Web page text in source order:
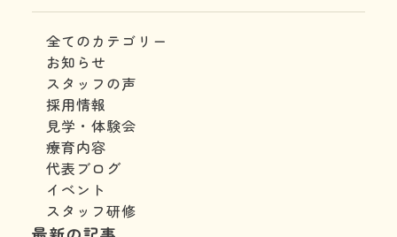
全てのカテゴリー
お知らせ
スタッフの声
採用情報
見学・体験会
療育内容
代表ブログ
イベント
スタッフ研修